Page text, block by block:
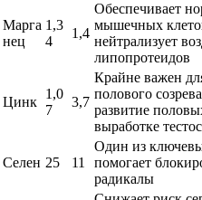
Марга
нец
1,3
4
1,4
Обеспечивает
мышечных
нейтрализует
липопротеидов
Цинк
1,0
7
3,7
Крайне важен
полового
развитие
выработке
Селен 25 11
Один из
помогает
радикалы